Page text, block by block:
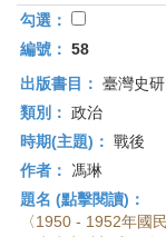
勾選：
編號： 58
出版書目： 臺灣史
類別： 政治
時期(主題)： 戰後
作者：
馮琳
題名 (點擊閱讀)：
〈1950 - 1952年國